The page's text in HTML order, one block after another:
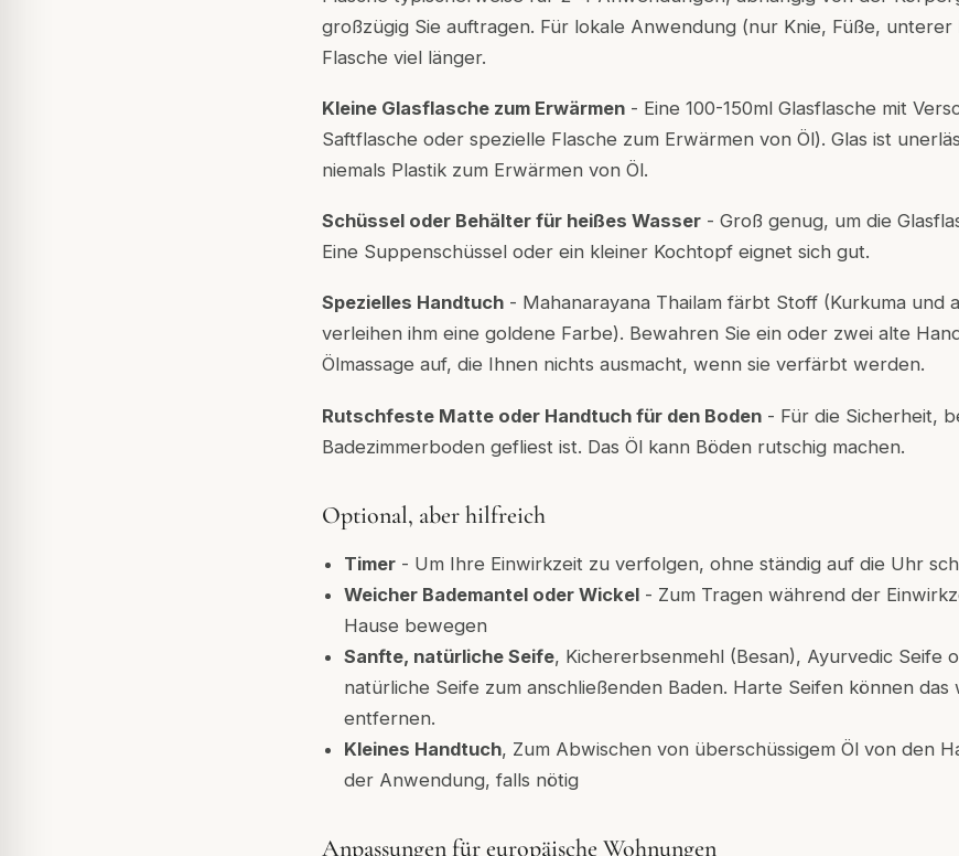
großzügig Sie auftragen. Für lokale Anwendung (nur Knie, Füße, unterer
Flasche viel länger.
Kleine Glasflasche zum Erwärmen - Eine 100-150ml Glasflasche mit
Saftflasche oder spezielle Flasche zum Erwärmen von Öl). Glas ist
niemals Plastik zum Erwärmen von Öl.
Schüssel oder Behälter für heißes Wasser - Groß genug, um die
Eine Suppenschüssel oder ein kleiner Kochtopf eignet sich gut.
Spezielles Handtuch - Mahanarayana Thailam färbt Stoff (Kurkuma und
verleihen ihm eine goldene Farbe). Bewahren Sie ein oder zwei alte
Ölmassage auf, die Ihnen nichts ausmacht, wenn sie verfärbt werden.
Rutschfeste Matte oder Handtuch für den Boden - Für die Sicherheit,
Badezimmerboden gefliest ist. Das Öl kann Böden rutschig machen.
Optional, aber hilfreich
Timer- Um Ihre Einwirkzeit zu verfolgen, ohne ständig auf die Uhr
Weicher Bademantel oder Wickel- Zum Tragen während der
Hause bewegen
Sanfte, natürliche Seife, Kichererbsenmehl (Besan), Ayurvedic Seife
natürliche Seife zum anschließenden Baden. Harte Seifen können
entfernen.
Kleines Handtuch, Zum Abwischen von überschüssigem Öl von den
der Anwendung, falls nötig
Anpassungen für europäische Wohnungen